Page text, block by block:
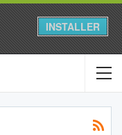
INSTALLER